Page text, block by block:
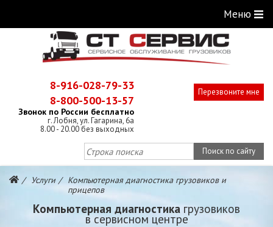
Меню
Перезвоните мне
Поиск по сайту
8-916-028-79-33
8-800-500-13-57
Звонок по России бесплатно
г. Лобня, ул. Гагарина, 6а
8.00 - 20.00 без выходных
Услуги
Компьютерная диагностика грузовиков и
прицепов
Компьютерная диагностика грузовиков
в сервисном центре